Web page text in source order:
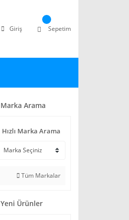
Giriş Sepetim
Marka Arama
Hızlı Marka Arama
Tüm Markalar
Yeni Ürünler